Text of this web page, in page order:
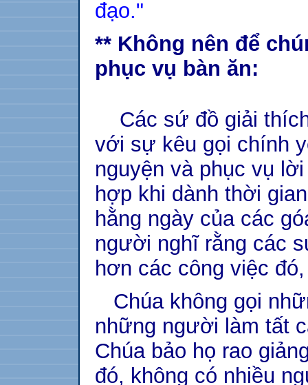
đạo."
** Không nên để
phục vụ bàn ăn:
Các sứ đồ giải
với sự kêu gọi chính
nguyện và phục vụ
hợp khi dành thời
hằng ngày của các
người nghĩ rằng các
hơn các công việc
Chúa không gọi
những người làm tất
Chúa bảo họ rao
đó, không có nhiều